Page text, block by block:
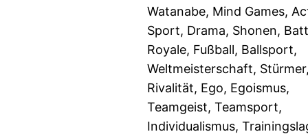
Watanabe, Mind Games,
Sport, Drama, Shonen,
Royale, Fußball, Ballsport,
Weltmeisterschaft,
Rivalität, Ego, Egoismus,
Teamgeist, Teamsport,
Individualismus,